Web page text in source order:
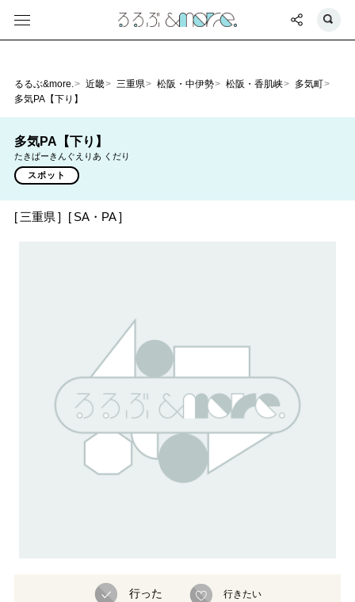
るるぶ&more. 近畿 三重県 松阪・中伊勢 松阪・香肌峡
多気町
多気PA【下り】
多気PA【下り】
たきぱーきんぐえりあ くだり
スポット
三重県 SA・PA
行った 行きたい